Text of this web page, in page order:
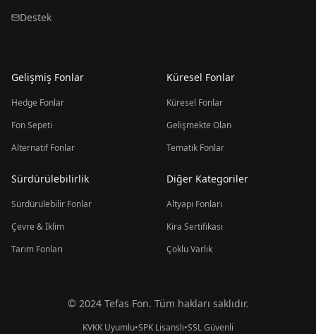
Destek
Gelişmiş Fonlar
Hedge Fonlar
Fon Sepeti
Alternatif Fonlar
Küresel Fonlar
Küresel Fonlar
Gelişmekte Olan
Tematik Fonlar
Sürdürülebilirlik
Sürdürülebilir Fonlar
Çevre & İklim
Tarım Fonları
Diğer Kategoriler
Altyapı Fonları
Kira Sertifikası
Çoklu Varlık
© 2024 Tefas Fon. Tüm hakları saklıdır.
KVKK Uyumlu•SPK Lisanslı•SSL Güvenli